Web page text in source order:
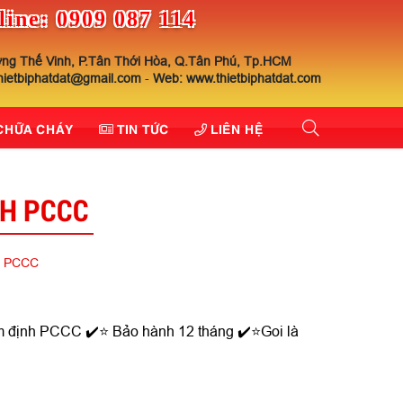
0909 087 114
Thế Vinh, P.Tân Thới Hòa, Q.Tân Phú, Tp.HCM
- Web: www.thietbiphatdat.com
CHÁY TIN TỨC LIÊN HỆ
PCCC
định PCCC ✔️⭐ Bảo hành 12 tháng ✔️⭐Goi là